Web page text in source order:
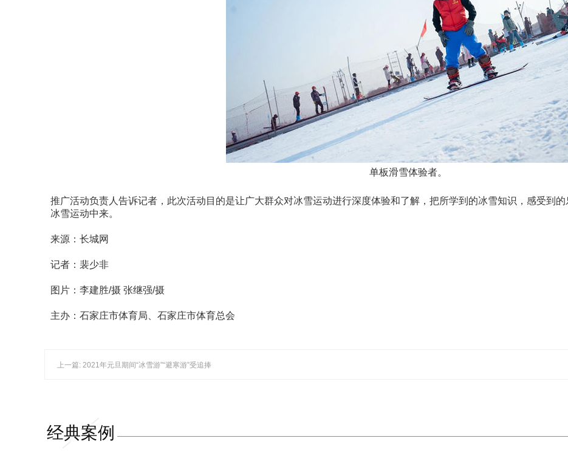
单板滑雪体验者。
推广活动负责人告诉记者，此次活动目的是让广大群众对冰雪运动进行深度体验和了解，把所学到的冰雪知识，感受到
冰雪运动中来。
来源：长城网
记者：裴少非
图片：李建胜/摄 张继强/摄
主办：石家庄市体育局、石家庄市体育总会
上一篇: 2021年元旦期间“冰雪游”“避寒游”受追捧
经典案例